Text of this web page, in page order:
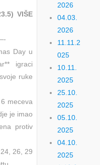
VIŠE
Day u
igraci
ruke
meceva
je imao
protiv
26, 29
2026
04.03.
2026
11.11.2
025
10.11.
2025
25.10.
2025
05.10.
2025
04.10.
2025